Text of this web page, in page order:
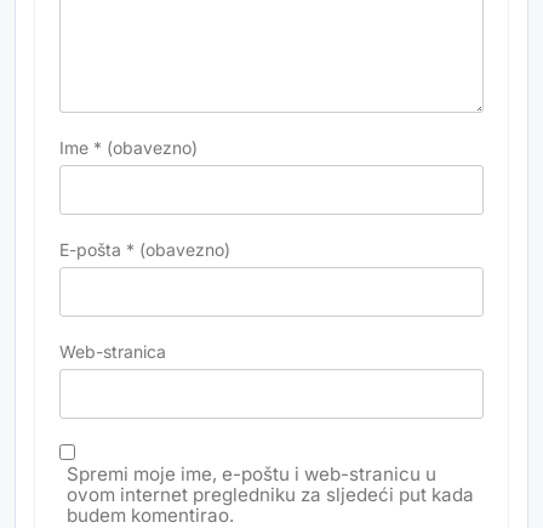
Ime * (obavezno)
E-pošta * (obavezno)
Web-stranica
Spremi moje ime, e-poštu i web-stranicu u
ovom internet pregledniku za sljedeći put kada
budem komentirao.